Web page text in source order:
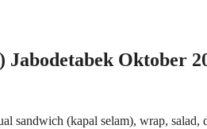
Oktober
sandwich (kapal selam), wrap, salad,